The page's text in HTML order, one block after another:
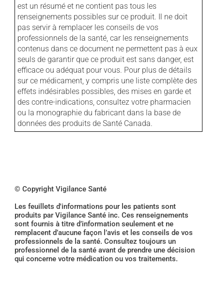
est un résumé et ne contient pas tous les
renseignements possibles sur ce produit. Il ne doit
pas servir à remplacer les conseils de vos
professionnels de la santé, car les renseignements
contenus dans ce document ne permettent pas à eux
seuls de garantir que ce produit est sans danger, est
efficace ou adéquat pour vous. Pour plus de détails
sur ce médicament, y compris une liste complète des
effets indésirables possibles, des mises en garde et
des contre-indications, consultez votre pharmacien
ou la monographie du fabricant dans la base de
données des produits de Santé Canada.
© Copyright Vigilance Santé
Les feuillets d'informations pour les patients sont
produits par Vigilance Santé inc. Ces renseignements
sont fournis à titre d’information seulement et ne
remplacent d’aucune façon l’avis et les conseils de vos
professionnels de la santé. Consultez toujours un
professionnel de la santé avant de prendre une décision
qui concerne votre médication ou vos traitements.